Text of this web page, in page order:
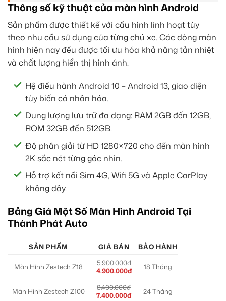
Thông số kỹ thuật của màn hình Android
Sản phẩm được thiết kế với cấu hình linh hoạt tùy
theo nhu cầu sử dụng của từng chủ xe. Các dòng màn
hình hiện nay đều được tối ưu hóa khả năng tản nhiệt
và chất lượng hiển thị hình ảnh.
Hệ điều hành Android 10 – Android 13, giao diện
tùy biến cá nhân hóa.
Dung lượng lưu trữ đa dạng: RAM 2GB đến 12GB,
ROM 32GB đến 512GB.
Độ phân giải từ HD 1280×720 cho đến màn hình
2K sắc nét từng góc nhìn.
Hỗ trợ kết nối Sim 4G, Wifi 5G và Apple CarPlay
không dây.
Bảng Giá Một Số Màn Hình Android Tại
Thành Phát Auto
SẢN PHẨM GIÁ BÁN BẢO HÀNH
Màn Hình Zestech Z18
5.900.000đ
4.900.000đ
18 Tháng
Màn Hình Zestech Z100
8.400.000đ
7.400.000đ
24 Tháng